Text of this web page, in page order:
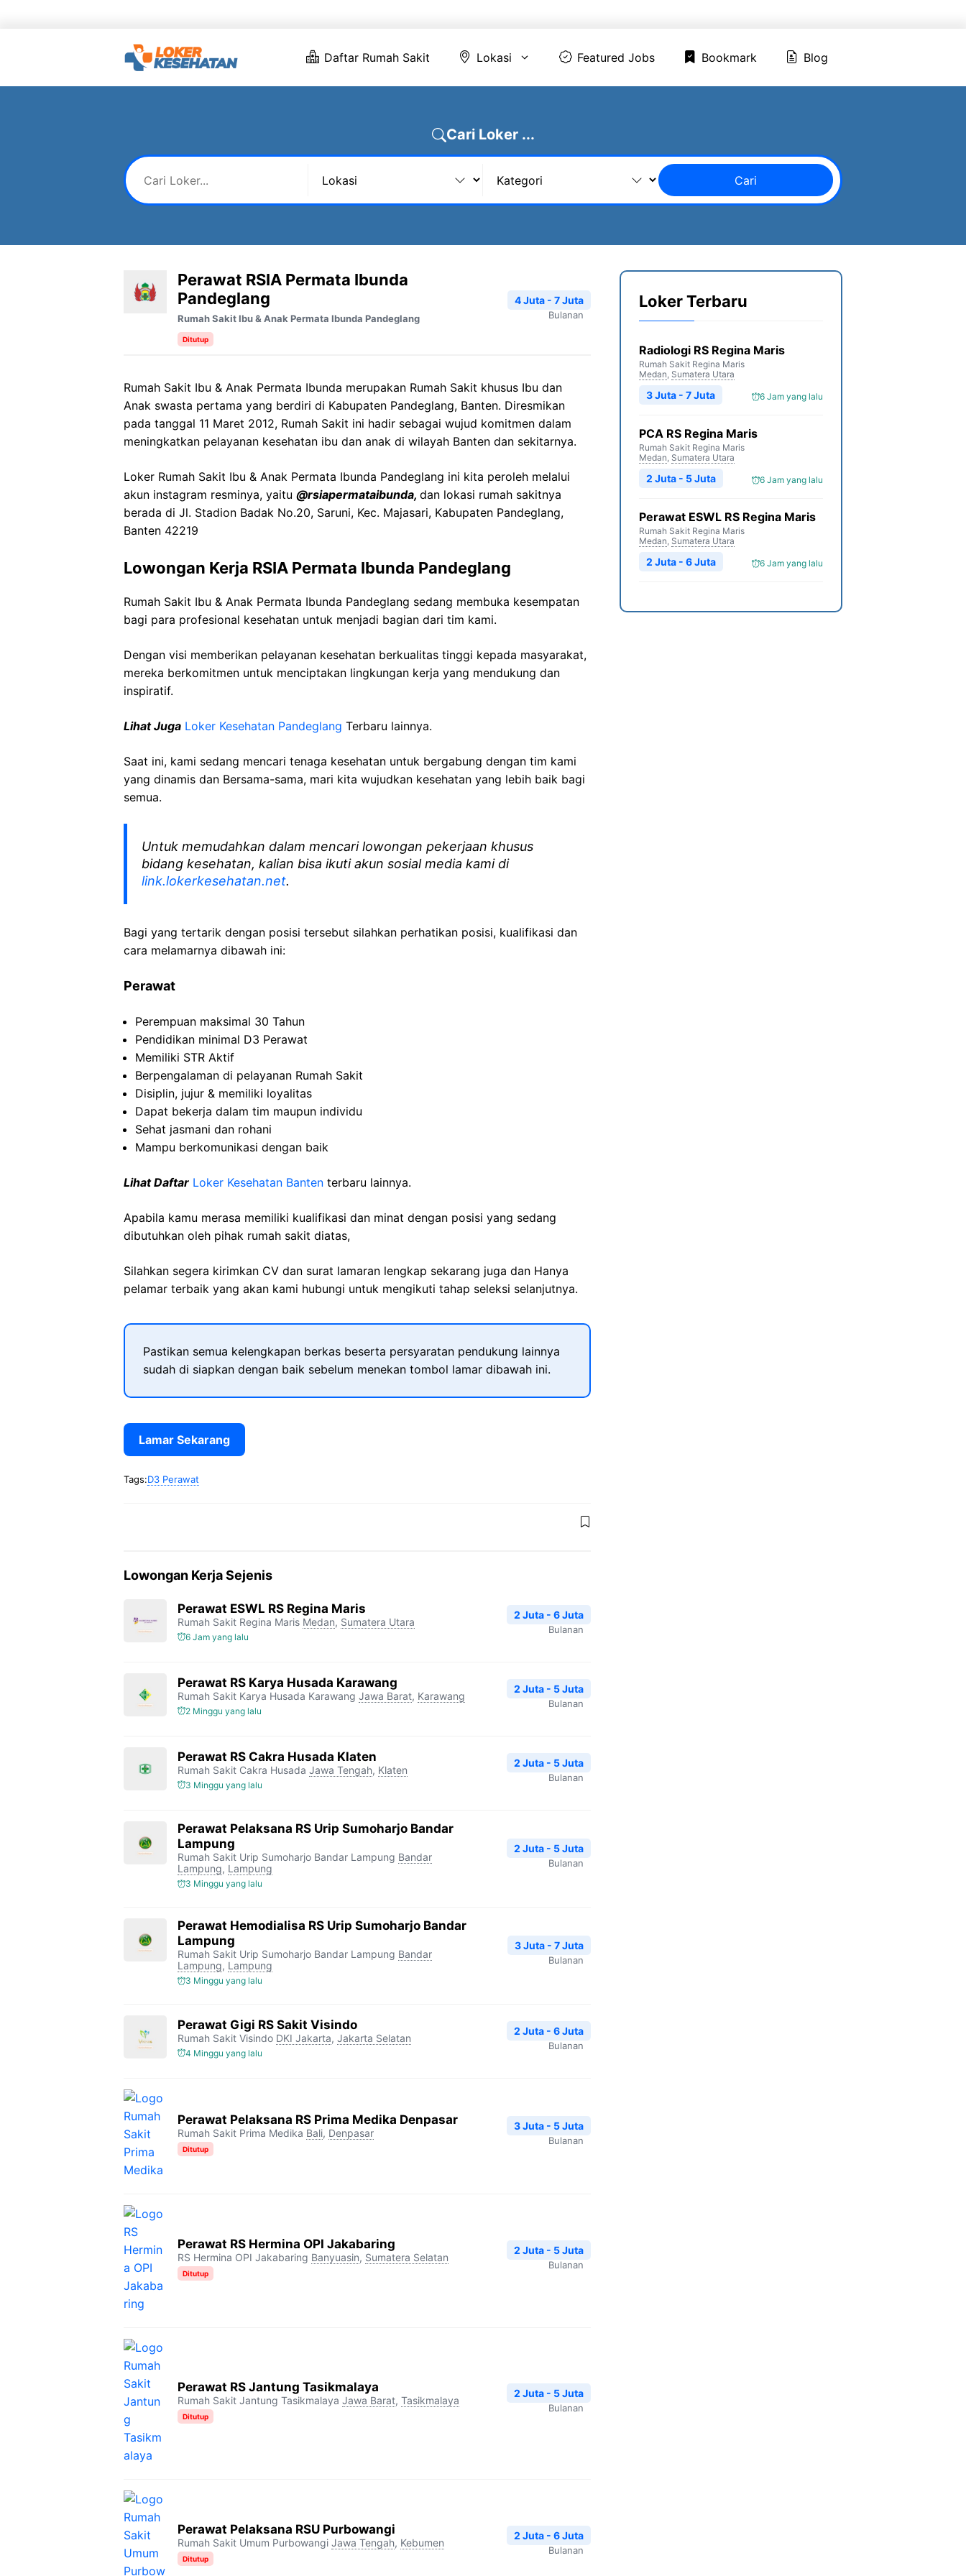
Daftar Rumah Sakit Lokasi Featured Jobs Bookmark Blog
Cari Loker ...
Cari
Perawat RSIA Permata Ibunda
Pandeglang
Rumah Sakit Ibu & Anak Permata Ibunda Pandeglang
Ditutup
4 Juta - 7 Juta
Bulanan
Rumah Sakit Ibu & Anak Permata Ibunda merupakan Rumah Sakit khusus Ibu dan
Anak swasta pertama yang berdiri di Kabupaten Pandeglang, Banten. Diresmikan
pada tanggal 11 Maret 2012, Rumah Sakit ini hadir sebagai wujud komitmen dalam
meningkatkan pelayanan kesehatan ibu dan anak di wilayah Banten dan sekitarnya.
Loker Rumah Sakit Ibu & Anak Permata Ibunda Pandeglang ini kita peroleh melalui
akun instagram resminya, yaitu @rsiapermataibunda, dan lokasi rumah sakitnya
berada di Jl. Stadion Badak No.20, Saruni, Kec. Majasari, Kabupaten Pandeglang,
Banten 42219
Lowongan Kerja RSIA Permata Ibunda Pandeglang
Rumah Sakit Ibu & Anak Permata Ibunda Pandeglang sedang membuka kesempatan
bagi para profesional kesehatan untuk menjadi bagian dari tim kami.
Dengan visi memberikan pelayanan kesehatan berkualitas tinggi kepada masyarakat,
mereka berkomitmen untuk menciptakan lingkungan kerja yang mendukung dan
inspiratif.
Lihat Juga Loker Kesehatan Pandeglang Terbaru lainnya.
Saat ini, kami sedang mencari tenaga kesehatan untuk bergabung dengan tim kami
yang dinamis dan Bersama-sama, mari kita wujudkan kesehatan yang lebih baik bagi
semua.
Untuk memudahkan dalam mencari lowongan pekerjaan khusus
bidang kesehatan, kalian bisa ikuti akun sosial media kami di
link.lokerkesehatan.net.
Bagi yang tertarik dengan posisi tersebut silahkan perhatikan posisi, kualifikasi dan
cara melamarnya dibawah ini:
Perawat
Perempuan maksimal 30 Tahun
Pendidikan minimal D3 Perawat
Memiliki STR Aktif
Berpengalaman di pelayanan Rumah Sakit
Disiplin, jujur & memiliki loyalitas
Dapat bekerja dalam tim maupun individu
Sehat jasmani dan rohani
Mampu berkomunikasi dengan baik
Lihat Daftar Loker Kesehatan Banten terbaru lainnya.
Apabila kamu merasa memiliki kualifikasi dan minat dengan posisi yang sedang
dibutuhkan oleh pihak rumah sakit diatas,
Silahkan segera kirimkan CV dan surat lamaran lengkap sekarang juga dan Hanya
pelamar terbaik yang akan kami hubungi untuk mengikuti tahap seleksi selanjutnya.
Pastikan semua kelengkapan berkas beserta persyaratan pendukung lainnya
sudah di siapkan dengan baik sebelum menekan tombol lamar dibawah ini.
Lamar Sekarang
Tags:D3 Perawat
Lowongan Kerja Sejenis
Perawat ESWL RS Regina Maris
Rumah Sakit Regina Maris Medan, Sumatera Utara
6 Jam yang lalu
2 Juta - 6 Juta
Bulanan
Perawat RS Karya Husada Karawang
Rumah Sakit Karya Husada Karawang Jawa Barat, Karawang
2 Minggu yang lalu
2 Juta - 5 Juta
Bulanan
Perawat RS Cakra Husada Klaten
Rumah Sakit Cakra Husada Jawa Tengah, Klaten
3 Minggu yang lalu
2 Juta - 5 Juta
Bulanan
Perawat Pelaksana RS Urip Sumoharjo Bandar
Lampung
Rumah Sakit Urip Sumoharjo Bandar Lampung Bandar
Lampung, Lampung
3 Minggu yang lalu
2 Juta - 5 Juta
Bulanan
Perawat Hemodialisa RS Urip Sumoharjo Bandar
Lampung
Rumah Sakit Urip Sumoharjo Bandar Lampung Bandar
Lampung, Lampung
3 Minggu yang lalu
3 Juta - 7 Juta
Bulanan
Perawat Gigi RS Sakit Visindo
Rumah Sakit Visindo DKI Jakarta, Jakarta Selatan
4 Minggu yang lalu
2 Juta - 6 Juta
Bulanan
Perawat Pelaksana RS Prima Medika Denpasar
Rumah Sakit Prima Medika Bali, Denpasar
Ditutup
3 Juta - 5 Juta
Bulanan
Perawat RS Hermina OPI Jakabaring
RS Hermina OPI Jakabaring Banyuasin, Sumatera Selatan
Ditutup
2 Juta - 5 Juta
Bulanan
Perawat RS Jantung Tasikmalaya
Rumah Sakit Jantung Tasikmalaya Jawa Barat, Tasikmalaya
Ditutup
2 Juta - 5 Juta
Bulanan
Perawat Pelaksana RSU Purbowangi
Rumah Sakit Umum Purbowangi Jawa Tengah, Kebumen
Ditutup
2 Juta - 6 Juta
Bulanan
Loker Terbaru
Radiologi RS Regina Maris
Rumah Sakit Regina Maris
Medan, Sumatera Utara
6 Jam yang lalu
3 Juta - 7 Juta
PCA RS Regina Maris
Rumah Sakit Regina Maris
Medan, Sumatera Utara
6 Jam yang lalu
2 Juta - 5 Juta
Perawat ESWL RS Regina Maris
Rumah Sakit Regina Maris
Medan, Sumatera Utara
6 Jam yang lalu
2 Juta - 6 Juta